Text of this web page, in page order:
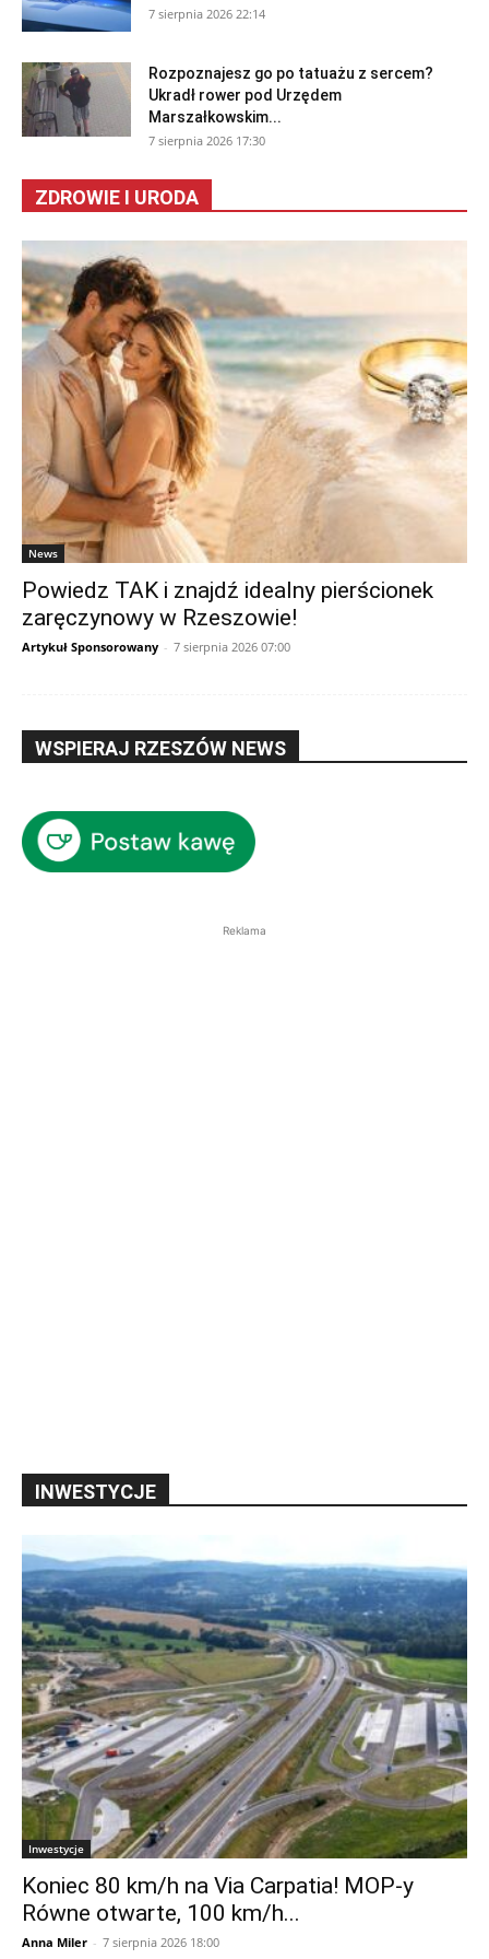
7 sierpnia 2026 22:14
Rozpoznajesz go po tatuażu z sercem?
Ukradł rower pod Urzędem
Marszałkowskim...
7 sierpnia 2026 17:30
ZDROWIE I URODA
News
Powiedz TAK i znajdź idealny pierścionek
zaręczynowy w Rzeszowie!
Artykuł Sponsorowany - 7 sierpnia 2026 07:00
WSPIERAJ RZESZÓW NEWS
Reklama
INWESTYCJE
Inwestycje
Koniec 80 km/h na Via Carpatia! MOP-y
Równe otwarte, 100 km/h...
Anna Miler - 7 sierpnia 2026 18:00